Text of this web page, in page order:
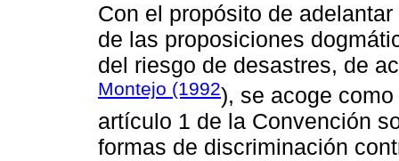
Con el propósito de
de las proposiciones
del riesgo de desastres, de
Montejo (1992), se acoge
artículo 1 de la Convención
formas de discriminación